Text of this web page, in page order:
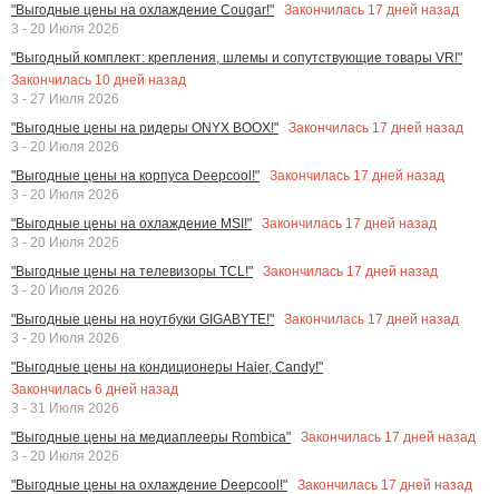
"Выгодные цены на охлаждение Cougar!"
Закончилась 17 дней назад
3 - 20 Июля 2026
"Выгодный комплект: крепления, шлемы и сопутствующие товары VR!"
Закончилась 10 дней назад
3 - 27 Июля 2026
"Выгодные цены на ридеры ONYX BOOX!"
Закончилась 17 дней назад
3 - 20 Июля 2026
"Выгодные цены на корпуса Deepcool!"
Закончилась 17 дней назад
3 - 20 Июля 2026
"Выгодные цены на охлаждение MSI!"
Закончилась 17 дней назад
3 - 20 Июля 2026
"Выгодные цены на телевизоры TCL!"
Закончилась 17 дней назад
3 - 20 Июля 2026
"Выгодные цены на ноутбуки GIGABYTE!"
Закончилась 17 дней назад
3 - 20 Июля 2026
"Выгодные цены на кондиционеры Haier, Candy!"
Закончилась 6 дней назад
3 - 31 Июля 2026
"Выгодные цены на медиаплееры Rombica"
Закончилась 17 дней назад
3 - 20 Июля 2026
"Выгодные цены на охлаждение Deepcool!"
Закончилась 17 дней назад